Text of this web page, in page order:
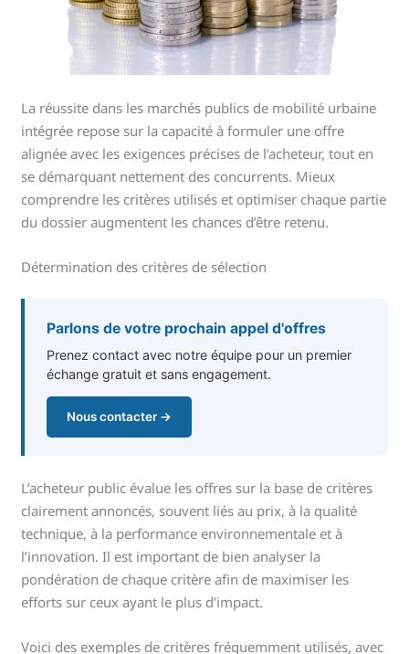
La réussite dans les marchés publics de mobilité urbaine
intégrée repose sur la capacité à formuler une offre
alignée avec les exigences précises de l’acheteur, tout en
se démarquant nettement des concurrents. Mieux
comprendre les critères utilisés et optimiser chaque partie
du dossier augmentent les chances d’être retenu.
Détermination des critères de sélection
Parlons de votre prochain appel d'offres
Prenez contact avec notre équipe pour un premier
échange gratuit et sans engagement.
Nous contacter →
L’acheteur public évalue les offres sur la base de critères
clairement annoncés, souvent liés au prix, à la qualité
technique, à la performance environnementale et à
l’innovation. Il est important de bien analyser la
pondération de chaque critère afin de maximiser les
efforts sur ceux ayant le plus d’impact.
Voici des exemples de critères fréquemment utilisés, avec